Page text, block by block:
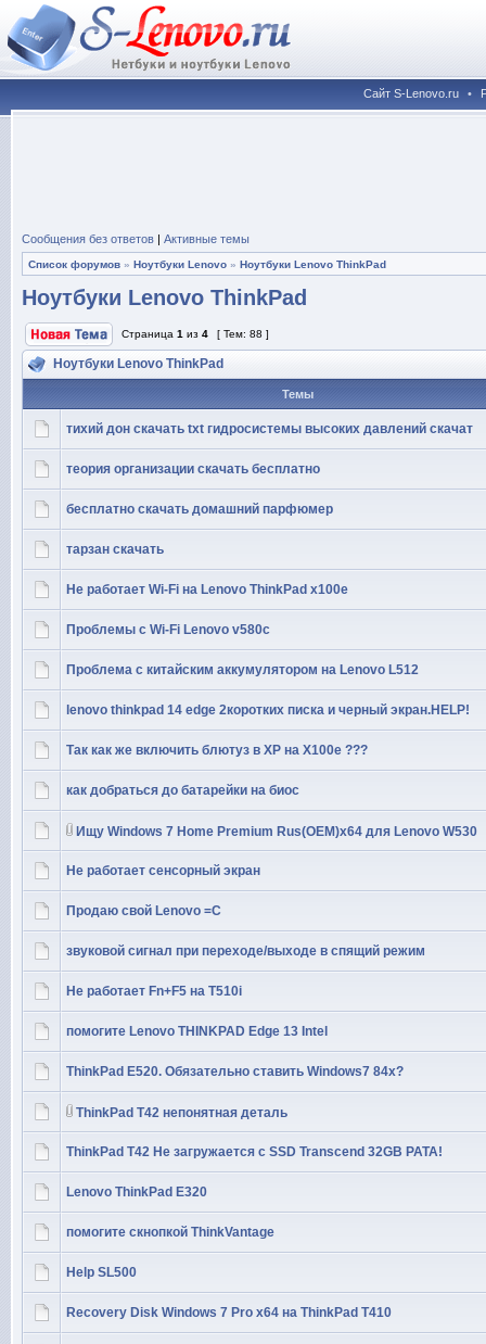
Сайт S-Lenovo.ru •
Сообщения без ответов | Активные темы
Список форумов » Ноутбуки Lenovo » Ноутбуки Lenovo ThinkPad
Ноутбуки Lenovo ThinkPad
Страница 1 из 4 [ Тем: 88 ]
Ноутбуки Lenovo ThinkPad
Темы
тихий дон скачать txt гидросистемы высоких давлений скачат
теория организации скачать бесплатно
бесплатно скачать домашний парфюмер
тарзан скачать
Не работает Wi-Fi на Lenovo ThinkPad x100e
Проблемы с Wi-Fi Lenovo v580c
Проблема с китайским аккумулятором на Lenovo L512
lenovo thinkpad 14 edge 2коротких писка и черный экран.HELP!
Так как же включить блютуз в ХР на X100e ???
как добраться до батарейки на биос
Ищу Windows 7 Home Premium Rus(OEM)x64 для Lenovo W530
Не работает сенсорный экран
Продаю свой Lenovo =C
звуковой сигнал при переходе/выходе в спящий режим
Не работает Fn+F5 на T510i
помогите Lenovo THINKPAD Edge 13 Intel
ThinkPad E520. Обязательно ставить Windows7 84x?
ThinkPad T42 непонятная деталь
ThinkPad T42 Не загружается c SSD Transcend 32GB PATA!
Lenovo ThinkPad E320
помогите скнопкой ThinkVantage
Help SL500
Recovery Disk Windows 7 Pro x64 на ThinkPad T410